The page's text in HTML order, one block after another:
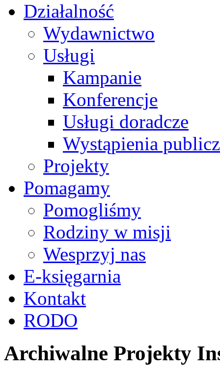
Działalność
Wydawnictwo
Usługi
Kampanie
Konferencje
Usługi doradcze
Wystąpienia
Projekty
Pomagamy
Pomogliśmy
Rodziny w misji
Wesprzyj nas
E-księgarnia
Kontakt
RODO
Archiwalne Projekty